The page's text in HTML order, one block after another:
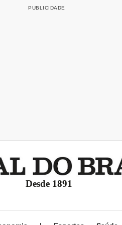
Desde 1891